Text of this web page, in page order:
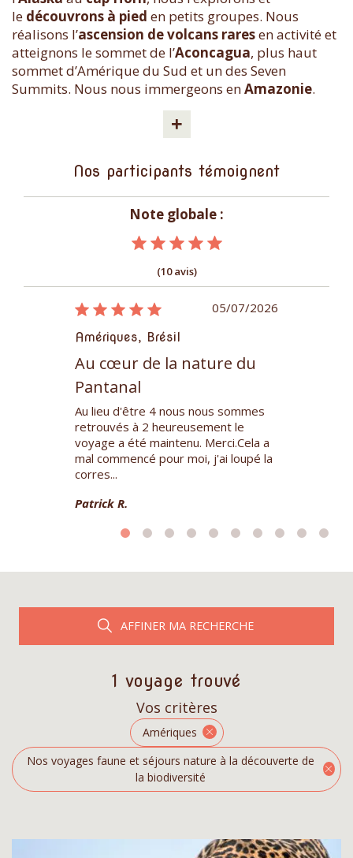
le découvrons à pied en petits groupes. Nous
réalisons l’ascension de volcans raresen activité et
atteignons le sommet de l’Aconcagua, plus haut
sommet d’Amérique du Sud et un des Seven
Summits. Nous nous immergeons enAmazonie.
+
Nos participants témoignent
Note globale :
(10 avis)
05/07/2026
Amériques, Brésil
Au cœur de la nature du
Pantanal
Au lieu d'être 4 nous nous sommes
retrouvés à 2 heureusement le
voyage a été maintenu. Merci.Cela a
mal commencé pour moi, j'ai loupé la
corres...
Patrick R.
AFFINER MA RECHERCHE
1 voyage trouvé
Vos critères
Amériques
Nos voyages faune et séjours nature à la découverte de
la biodiversité